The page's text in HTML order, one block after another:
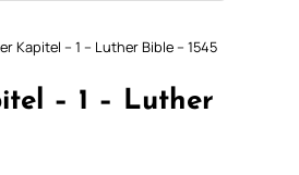
Kapitel – 1 – Luther Bible – 1545
– 1 – Luther